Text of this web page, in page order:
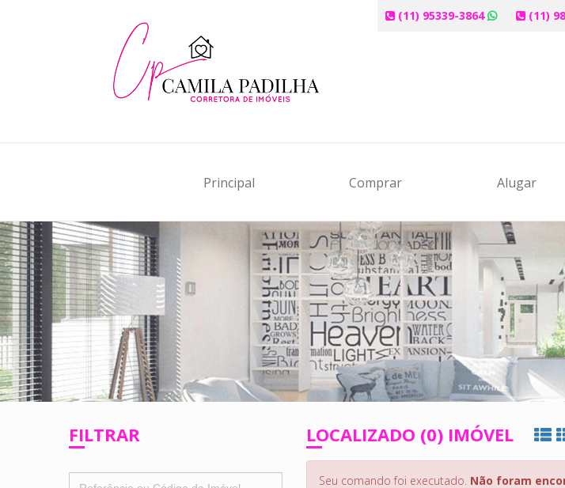
(11) 95339-3864 (11)
Principal Comprar Alugar
FILTRAR LOCALIZADO (0) IMÓVEL
Seu comando foi executado. Não foram